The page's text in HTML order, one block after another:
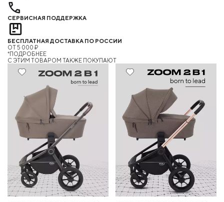
СЕРВИСНАЯ ПОДДЕРЖКА
БЕСПЛАТНАЯ ДОСТАВКА ПО РОССИИ
ОТ 5 000 ₽
*ПОДРОБНЕЕ
C ЭТИМ ТОВАРОМ ТАКЖЕ ПОКУПАЮТ
25% 25%